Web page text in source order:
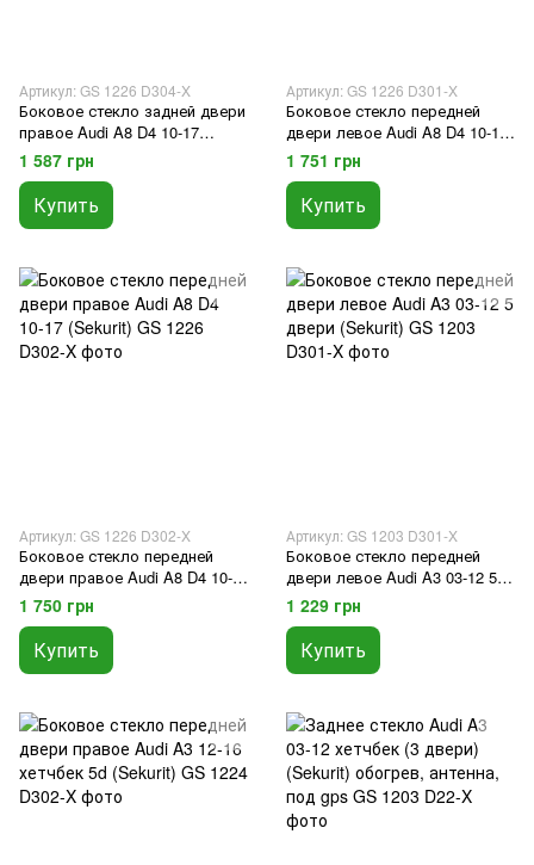
Артикул: GS 1226 D304-X
Боковое стекло задней двери
правое Audi A8 D4 10-17
(Sekurit)
1 587 грн
Купить
Артикул: GS 1226 D301-X
Боковое стекло передней
двери левое Audi A8 D4 10-17
(Sekurit)
1 751 грн
Купить
Артикул: GS 1226 D302-X
Боковое стекло передней
двери правое Audi A8 D4 10-
17 (Sekurit)
1 750 грн
Купить
Артикул: GS 1203 D301-X
Боковое стекло передней
двери левое Audi A3 03-12 5
двери (Sekurit)
1 229 грн
Купить